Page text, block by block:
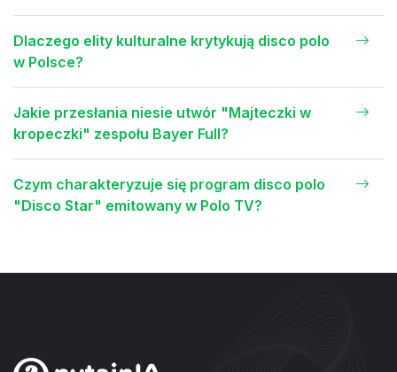
Dlaczego elity kulturalne krytykują disco polo
w Polsce?
Jakie przesłania niesie utwór "Majteczki w
kropeczki" zespołu Bayer Full?
Czym charakteryzuje się program disco polo
"Disco Star" emitowany w Polo TV?